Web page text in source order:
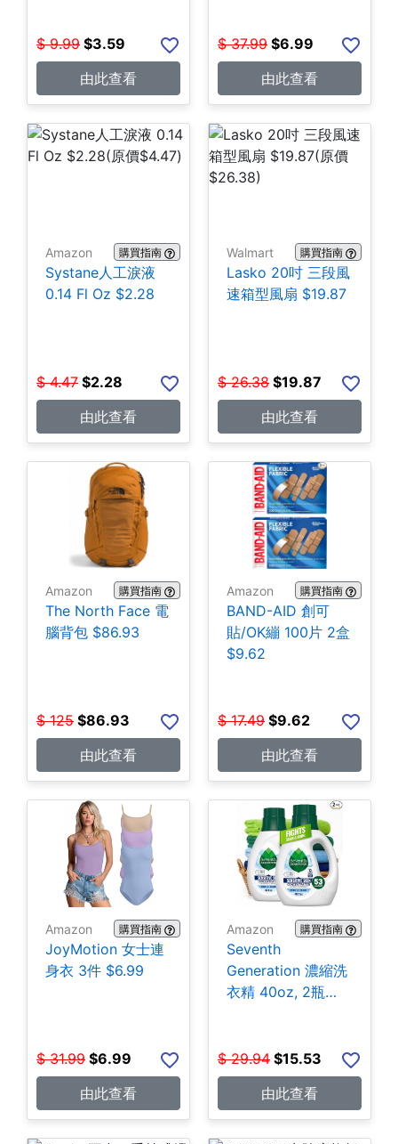
$ 9.99 $3.59
由此查看
$ 37.99 $6.99
由此查看
Amazon 購買指南
Systane人工淚液
0.14 Fl Oz $2.28
$ 4.47 $2.28
由此查看
Walmart 購買指南
Lasko 20吋 三段風
速箱型風扇 $19.87
$ 26.38 $19.87
由此查看
Amazon 購買指南
The North Face 電
腦背包 $86.93
$ 125 $86.93
由此查看
Amazon 購買指南
BAND-AID 創可
貼/OK繃 100片 2盒
$9.62
$ 17.49 $9.62
由此查看
Amazon 購買指南
JoyMotion 女士連
身衣 3件 $6.99
$ 31.99 $6.99
由此查看
Amazon 購買指南
Seventh
Generation 濃縮洗
衣精 40oz, 2瓶
$ 29.94 $15.53
由此查看